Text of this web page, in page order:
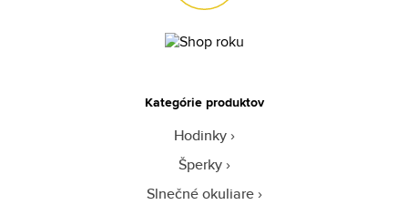
Kategórie produktov
Hodinky
Šperky
Slnečné okuliare